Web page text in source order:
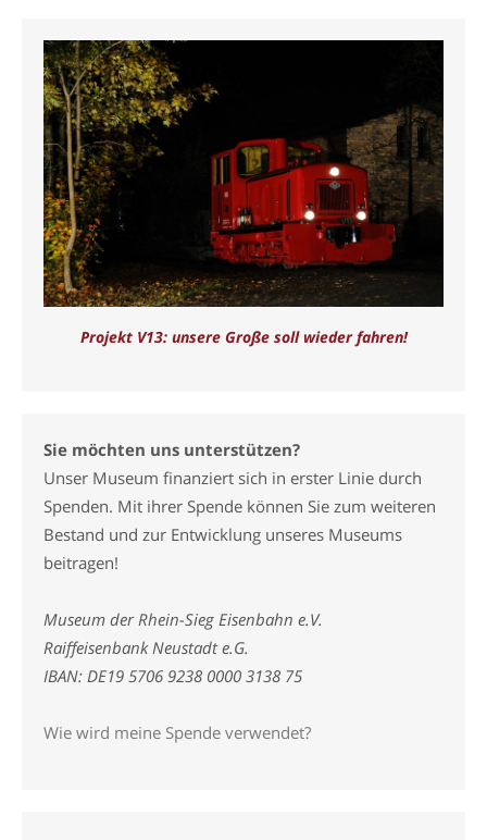
Projekt V13: unsere Große soll wieder fahren!
Sie möchten uns unterstützen?
Unser Museum finanziert sich in erster Linie durch
Spenden. Mit ihrer Spende können Sie zum weiteren
Bestand und zur Entwicklung unseres Museums
beitragen!
Museum der Rhein-Sieg Eisenbahn e.V.
Raiffeisenbank Neustadt e.G.
IBAN: DE19 5706 9238 0000 3138 75
Wie wird meine Spende verwendet?